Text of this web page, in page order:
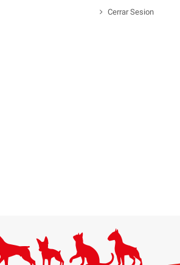
Cerrar Sesion